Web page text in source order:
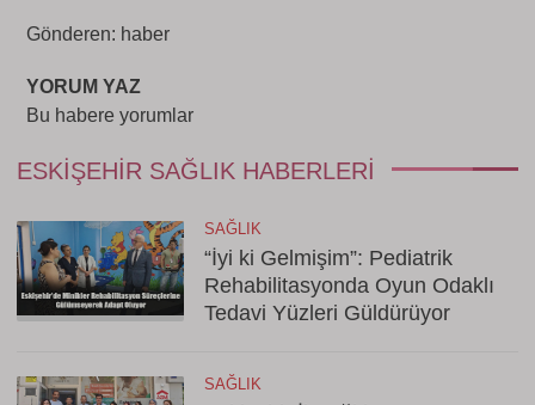
Gönderen: haber
YORUM YAZ
Bu habere yorumlar
ESKIŞEHIR SAĞLIK HABERLERI
SAĞLIK
“İyi ki Gelmişim”: Pediatrik
Rehabilitasyonda Oyun Odaklı
Tedavi Yüzleri Güldürüyor
SAĞLIK